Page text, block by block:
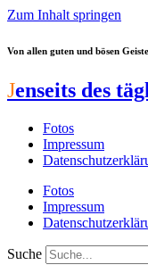
Zum Inhalt springen
Von allen guten und bösen
Jenseits des
Fotos
Impressum
Fotos
Impressum
Suche